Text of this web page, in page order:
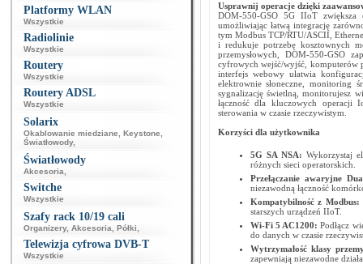
Platformy WLAN
Wszystkie
Radiolinie
Wszystkie
Routery
Wszystkie
Routery ADSL
Wszystkie
Solarix
Okablowanie miedziane Keystone
Światłowody,
Światłowody
Akcesoria
Switche
Wszystkie
Szafy rack 10/19 cali
Organizery, Akcesoria Półki
Telewizja cyfrowa DVB-T
Wszystkie
Usprawnij operacje dzięki
DOM-550-GSO 5G IIoT zwiększa
umożliwiając łatwą integrację
tym Modbus TCP/RTU/ASCII,
i redukuje potrzebę kosztownych
przemysłowych, DOM-550-GSO
cyfrowych wejść/wyjść, komputerów
interfejs webowy ułatwia
elektrownie słoneczne, monitoring
sygnalizację świetlną, monitorujesz
łączność dla kluczowych operacji
sterowania w czasie rzeczywistym.
Korzyści dla użytkownika
5G SA NSA: Wykorzystaj
różnych sieci operatorskich.
Przełączanie awaryjne
niezawodną łączność
Kompatybilność z
starszych urządzeń IIoT.
Wi-Fi 5 AC1200:Podłącz
do danych w czasie
Wytrzymałość klasy
zapewniają niezawodne